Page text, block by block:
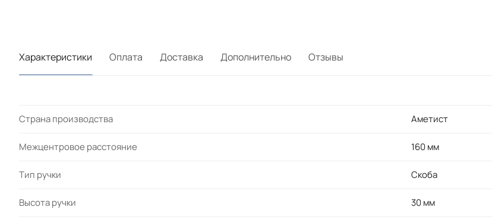
Характеристики Оплата Доставка Дополнительно Отзывы
Страна производства Аметист
Межцентровое расстояние 160 мм
Тип ручки Скоба
Высота ручки 30 мм